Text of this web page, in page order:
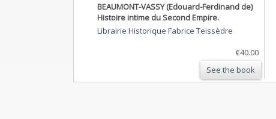
BEAUMONT-VASSY (Edouard-Ferdinand de)
Histoire intime du Second Empire.
Librairie Historique Fabrice Teissèdre
€40.00
See the book